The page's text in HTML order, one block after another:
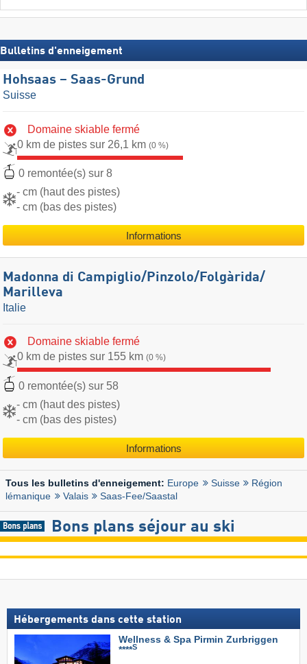
Bulletins d'enneigement
Hohsaas – Saas-Grund
Suisse
Domaine skiable fermé
0 km de pistes sur 26,1 km (0 %)
0 remontée(s) sur 8
- cm (haut des pistes)
- cm (bas des pistes)
Informations
Madonna di Campiglio/​Pinzolo/​Folgàrida/​
Marilleva
Italie
Domaine skiable fermé
0 km de pistes sur 155 km (0 %)
0 remontée(s) sur 58
- cm (haut des pistes)
- cm (bas des pistes)
Informations
Tous les bulletins d'enneigement: Europe Suisse
Région
lémanique
Valais Saas-Fee/​Saastal
Bons plans séjour au ski
Hébergements dans cette station
Wellness & Spa Pirmin Zurbriggen
****S